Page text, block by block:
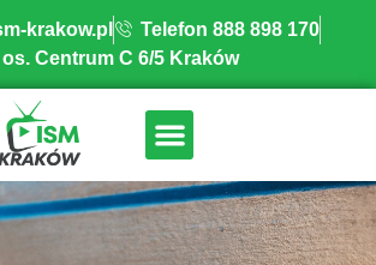
krakow.pl
Telefon 888 898 170
os. Centrum C 6/5 Kraków